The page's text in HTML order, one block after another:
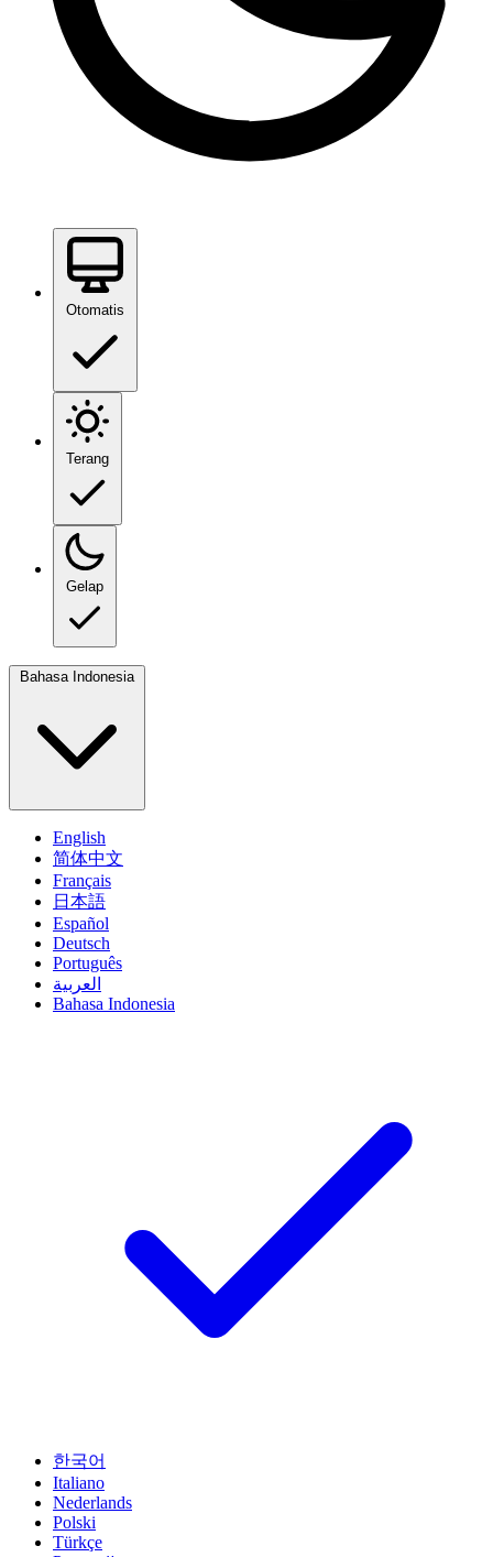
Otomatis
Terang
Gelap
Bahasa Indonesia
English
简体中文
Français
日本語
Español
Deutsch
Português
العربية
Bahasa Indonesia
한국어
Italiano
Nederlands
Polski
Türkçe